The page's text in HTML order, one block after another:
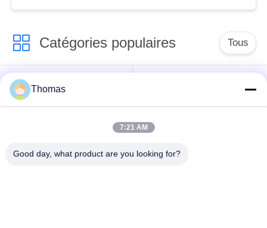
Catégories populaires Tous
thermostat ksd301
remise
remise manuelle
thermique
Thomas
7:21 AM
Good day, what product are you looking for?